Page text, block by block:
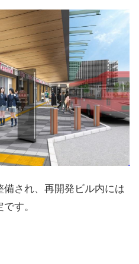
され、再開発ビル内には
す。